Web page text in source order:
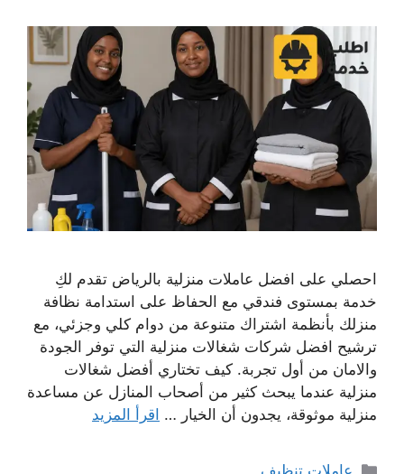
احصلي على افضل عاملات منزلية بالرياض تقدم لكِ
خدمة بمستوى فندقي مع الحفاظ على استدامة نظافة
منزلك بأنظمة اشتراك متنوعة من دوام كلي وجزئي، مع
ترشيح افضل شركات شغالات منزلية التي توفر الجودة
والامان من أول تجربة. كيف تختاري أفضل شغالات
منزلية عندما يبحث كثير من أصحاب المنازل عن مساعدة
منزلية موثوقة، يجدون أن الخيار … اقرأ المزيد
التصنيفات
عاملات تنظيف